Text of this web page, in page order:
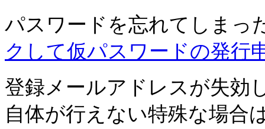
パスワードを忘れてしまっ
クして仮パスワードの発行
登録メールアドレスが失効
自体が行えない特殊な場合